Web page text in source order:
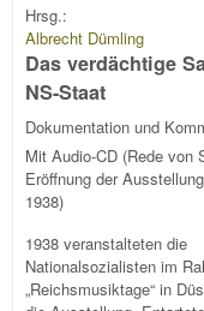
Hrsg.:
Albrecht Dümling
Das verdächtige
NS-Staat
Dokumentation und
Mit Audio-CD (Rede von
Eröffnung der
1938)
1938 veranstalteten die
Nationalsozialisten im
„Reichsmusiktage“ in